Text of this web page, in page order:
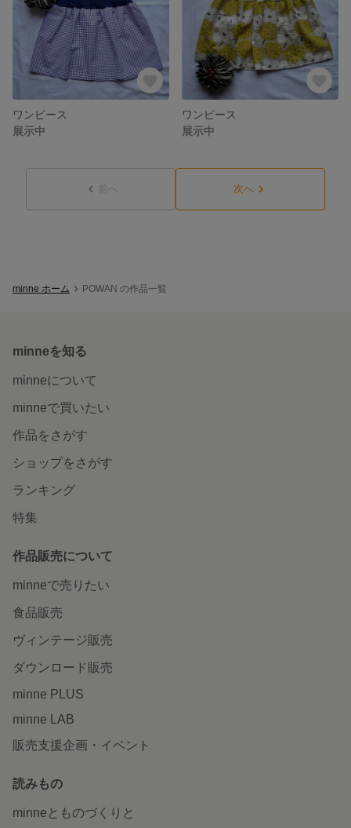
ワンピース
展示中
ワンピース
展示中
前へ 次へ
minne ホーム POWAN の作品一覧
minneを知る
minneについて
minneで買いたい
作品をさがす
ショップをさがす
ランキング
特集
作品販売について
minneで売りたい
食品販売
ヴィンテージ販売
ダウンロード販売
minne PLUS
minne LAB
販売支援企画・イベント
読みもの
minneとものづくりと